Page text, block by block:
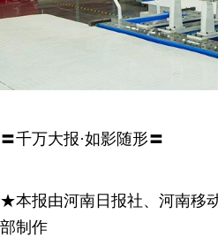
〓千万大报·如影随形〓
★本报由河南日报社、河南移
部制作